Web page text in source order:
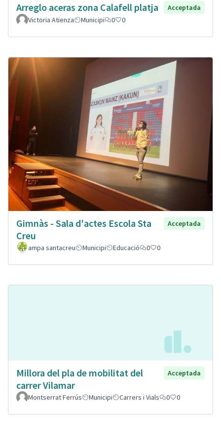
Arreglo aceras zona Calafell platja
Acceptada
Victoria Atienza
Municipi 0 0
Gimnàs - Sala d'actes Escola Sta
Creu
Acceptada
ampa santacreu Municipi Educació 0 0
Millora del pla de mobilitat del
carrer Vilamar
Acceptada
Montserrat Ferrús Municipi Carrers i Vials 0 0